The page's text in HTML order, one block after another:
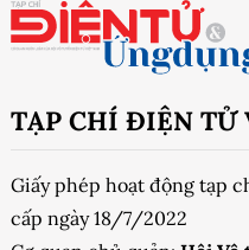
TẠP CHÍ ĐIỆN TỬ
Giấy phép hoạt động tạp
cấp ngày 18/7/2022